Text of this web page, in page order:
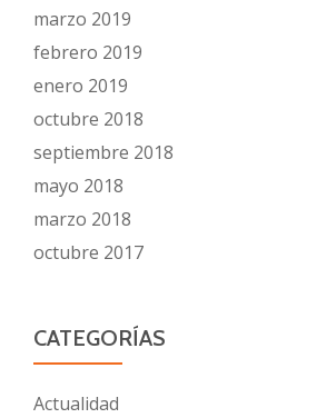
marzo 2019
febrero 2019
enero 2019
octubre 2018
septiembre 2018
mayo 2018
marzo 2018
octubre 2017
CATEGORÍAS
Actualidad